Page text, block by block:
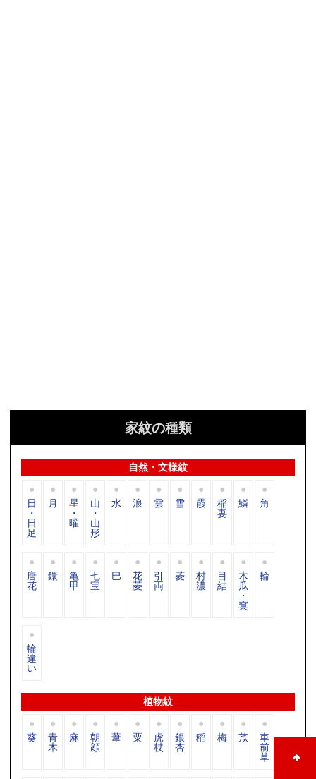
家紋の種類
自然・文様紋
日
・
日
足
月 星
・
曜
山
・
山
形
水 浪 雲 雪 霞 稲
妻
鱗 角
唐
花
鐶 亀
甲
七
宝
巴 花
菱
引
両
菱 村
濃
目
結
木
瓜
・
窠
輪
輪
違
い
植物紋
葵 青
木
麻 朝
顔
葦 粟 虎
杖
銀
杏
稲 梅 苽 車
前
草